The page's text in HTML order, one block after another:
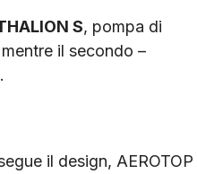
S, pompa di
il secondo –
il design, AEROTOP